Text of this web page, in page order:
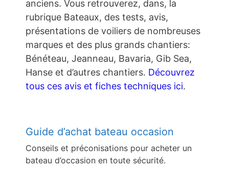
anciens. Vous retrouverez, dans, la
rubrique Bateaux, des tests, avis,
présentations de voiliers de nombreuses
marques et des plus grands chantiers:
Bénéteau, Jeanneau, Bavaria, Gib Sea,
Hanse et d’autres chantiers. Découvrez
tous ces avis et fiches techniques ici.
Guide d’achat bateau occasion
Conseils et préconisations pour acheter un
bateau d’occasion en toute sécurité.